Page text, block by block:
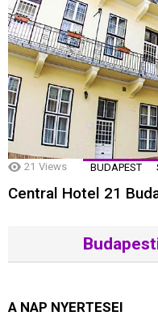
21 Views BUDAPEST
Central Hotel 21
A NAP NYERTESEI